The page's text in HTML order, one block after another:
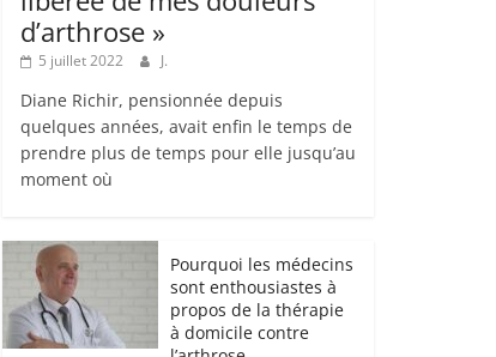
d’arthrose »
5 juillet 2022 J.
Diane Richir, pensionnée depuis
quelques années, avait enfin le temps de
prendre plus de temps pour elle jusqu’au
moment où
Pourquoi les médecins
sont enthousiastes à
propos de la thérapie
à domicile contre